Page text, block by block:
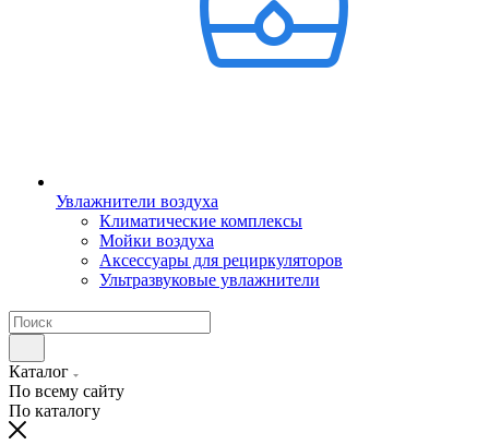
Увлажнители воздуха
Климатические комплексы
Мойки воздуха
Аксессуары для рециркуляторов
Ультразвуковые увлажнители
Каталог
По всему сайту
По каталогу